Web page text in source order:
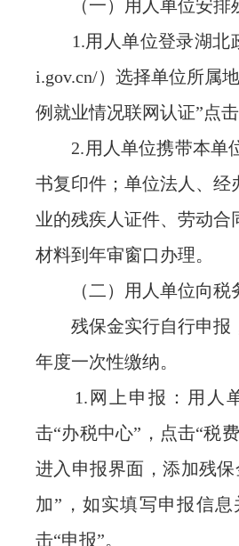
（一）用人单位安排
1.用人单位登录湖北政
i.gov.cn/）选择单位所属
例就业情况联网认证”点
2.用人单位携带本单
书复印件；单位法人、经
业的残疾人证件、劳动
材料到年审窗口办理。
（二）用人单位向税
残保金实行自行申报
年度一次性缴纳。
1.网上申报：用人单
击“办税中心”，点击“税
进入申报界面，添加残
加”，如实填写申报信
击“申报”。